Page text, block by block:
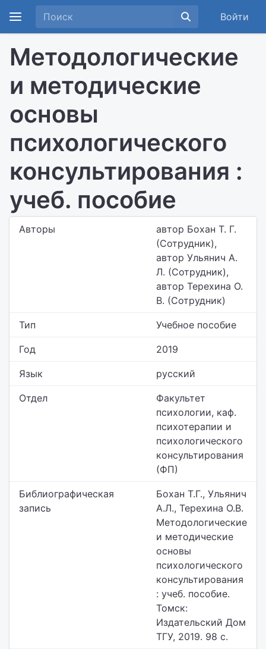
Войти
Методологические
и методические
основы
психологического
консультирования :
учеб. пособие
Авторы
автор Бохан Т. Г.
(Сотрудник),
автор Ульянич А.
Л. (Сотрудник),
автор Терехина О.
В. (Сотрудник)
Тип Учебное пособие
Год 2019
Язык русский
Отдел
Факультет
психологии, каф.
психотерапии и
психологического
консультирования
(ФП)
Библиографическая
запись
Бохан Т.Г., Ульянич
А.Л., Терехина О.В.
Методологические
и методические
основы
психологического
консультирования
: учеб. пособие.
Томск:
Издательский Дом
ТГУ, 2019. 98 с.